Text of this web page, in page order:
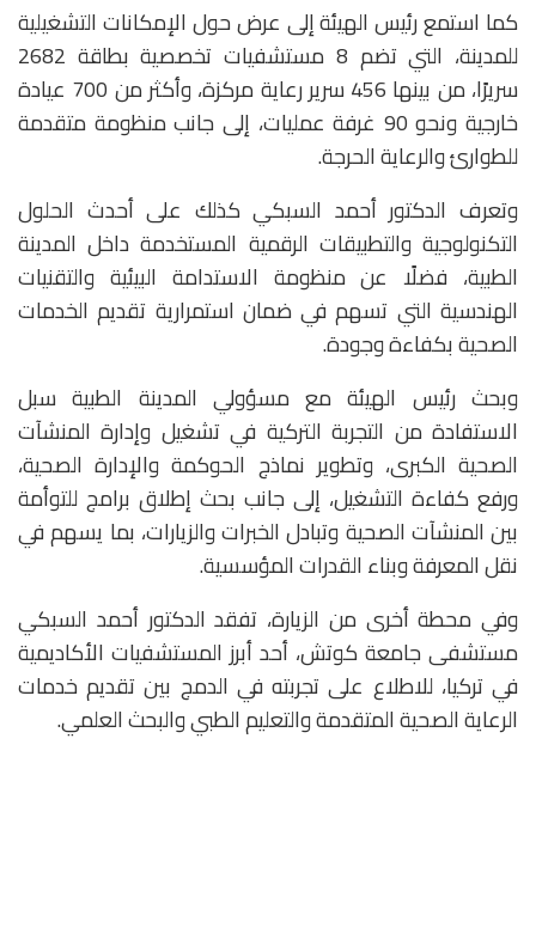
كما استمع رئيس الهيئة إلى عرض حول الإمكانات التشغيلية
للمدينة، التي تضم 8 مستشفيات تخصصية بطاقة 2682
سريرًا، من بينها 456 سرير رعاية مركزة، وأكثر من 700 عيادة
خارجية ونحو 90 غرفة عمليات، إلى جانب منظومة متقدمة
للطوارئ والرعاية الحرجة.
وتعرف الدكتور أحمد السبكي كذلك على أحدث الحلول
التكنولوجية والتطبيقات الرقمية المستخدمة داخل المدينة
الطبية، فضلًا عن منظومة الاستدامة البيئية والتقنيات
الهندسية التي تسهم في ضمان استمرارية تقديم الخدمات
الصحية بكفاءة وجودة.
وبحث رئيس الهيئة مع مسؤولي المدينة الطبية سبل
الاستفادة من التجربة التركية في تشغيل وإدارة المنشآت
الصحية الكبرى، وتطوير نماذج الحوكمة والإدارة الصحية،
ورفع كفاءة التشغيل، إلى جانب بحث إطلاق برامج للتوأمة
بين المنشآت الصحية وتبادل الخبرات والزيارات، بما يسهم في
نقل المعرفة وبناء القدرات المؤسسية.
وفي محطة أخرى من الزيارة، تفقد الدكتور أحمد السبكي
مستشفى جامعة كوتش، أحد أبرز المستشفيات الأكاديمية
في تركيا، للاطلاع على تجربته في الدمج بين تقديم خدمات
الرعاية الصحية المتقدمة والتعليم الطبي والبحث العلمي.